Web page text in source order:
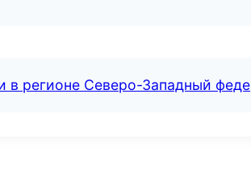
в регионе Северо-Западный